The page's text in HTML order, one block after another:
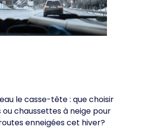
le casse-tête : que choisir
chaussettes à neige pour
enneigées cet hiver?